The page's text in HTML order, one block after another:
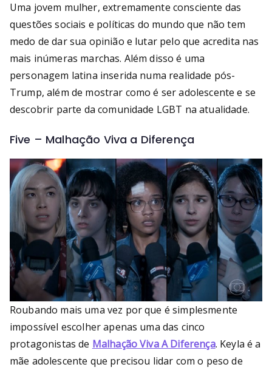
Uma jovem mulher, extremamente consciente das
questões sociais e políticas do mundo que não tem
medo de dar sua opinião e lutar pelo que acredita nas
mais inúmeras marchas. Além disso é uma
personagem latina inserida numa realidade pós-
Trump, além de mostrar como é ser adolescente e se
descobrir parte da comunidade LGBT na atualidade.
Five – Malhação Viva a Diferença
Roubando mais uma vez por que é simplesmente
impossível escolher apenas uma das cinco
protagonistas de Malhação Viva A Diferença. Keyla é a
mãe adolescente que precisou lidar com o peso de